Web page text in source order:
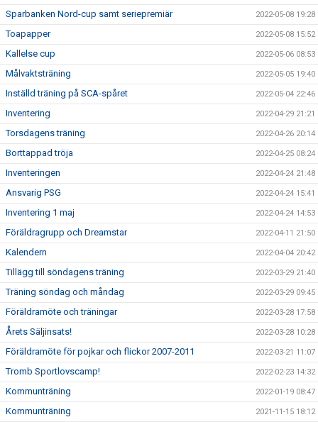
Sparbanken Nord-cup samt seriepremiär 2022-05-08 19:28
Toapapper 2022-05-08 15:52
Kallelse cup 2022-05-06 08:53
Målvaktsträning 2022-05-05 19:40
Inställd träning på SCA-spåret 2022-05-04 22:46
Inventering 2022-04-29 21:21
Torsdagens träning 2022-04-26 20:14
Borttappad tröja 2022-04-25 08:24
Inventeringen 2022-04-24 21:48
Ansvarig PSG 2022-04-24 15:41
Inventering 1 maj 2022-04-24 14:53
Föräldragrupp och Dreamstar 2022-04-11 21:50
Kalendern 2022-04-04 20:42
Tillägg till söndagens träning 2022-03-29 21:40
Träning söndag och måndag 2022-03-29 09:45
Föräldramöte och träningar 2022-03-28 17:58
Årets Säljinsats! 2022-03-28 10:28
Föräldramöte för pojkar och flickor 2007-2011 2022-03-21 11:07
Tromb Sportlovscamp! 2022-02-23 14:32
Kommunträning 2022-01-19 08:47
Kommunträning 2021-11-15 18:12